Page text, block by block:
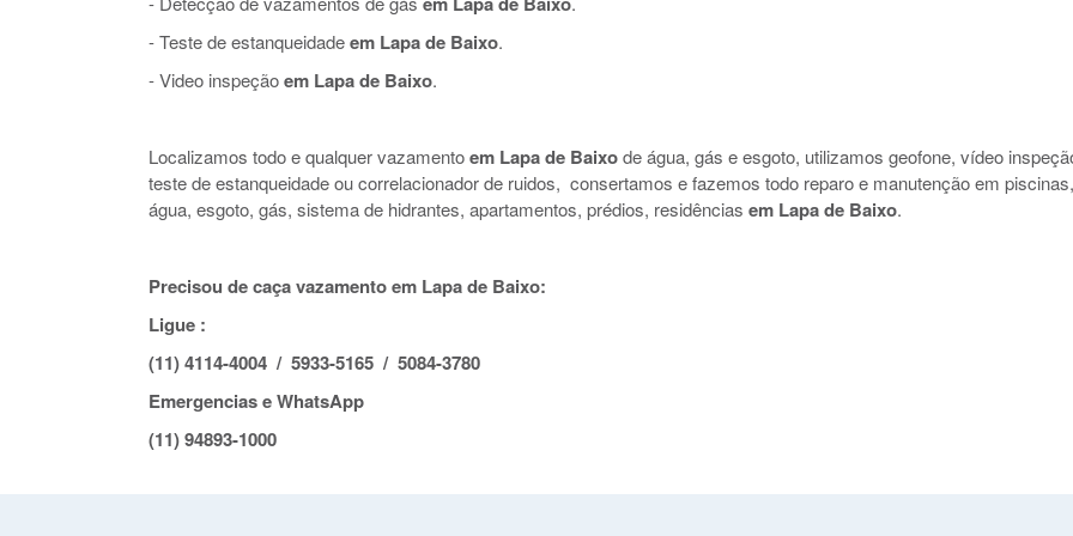
- Teste de estanqueidadeem Lapa de Baixo.
- Video inspeçãoem Lapa de Baixo.
Localizamos todo e qualquer vazamentoem Lapa de Baixode água, gás e esgoto, utilizamos geofone, vídeo
teste de estanqueidade ou correlacionador de ruidos, consertamos e fazemos todo reparo e manutenção em piscinas,
água, esgoto, gás, sistema de hidrantes, apartamentos, prédios, residências em Lapa de Baixo.
Precisou de caça vazamento em Lapa de Baixo:
Ligue :
(11) 4114-4004 / 5933-5165 / 5084-3780
Emergencias e WhatsApp
(11) 94893-1000